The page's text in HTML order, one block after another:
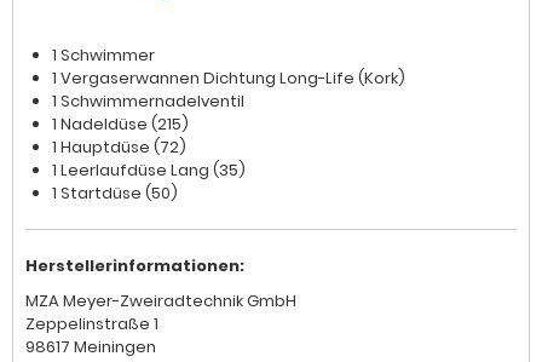
1 Schwimmer
1 Vergaserwannen Dichtung Long-Life (Kork)
1 Schwimmernadelventil
1 Nadeldüse (215)
1 Hauptdüse (72)
1 Leerlaufdüse Lang (35)
1 Startdüse (50)
Herstellerinformationen:
MZA Meyer-Zweiradtechnik GmbH
Zeppelinstraße 1
98617 Meiningen